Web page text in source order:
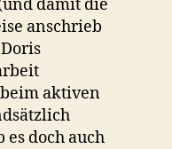
damit die
anschrieb
aktiven
es doch auch